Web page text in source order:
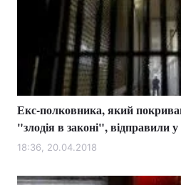
Архів
Контакти
Екс-полковника, який
"злодія в законі", відправили
18:36, 20.04.2018